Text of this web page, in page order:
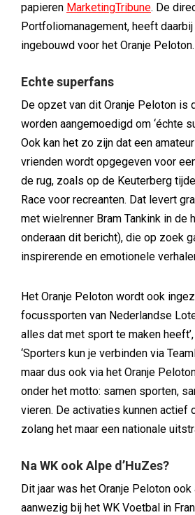
papieren MarketingTribune. De
Portfoliomanagement, heeft
ingebouwd voor het Oranje Peloton.
Echte superfans
De opzet van dit Oranje Peloton is
worden aangemoedigd om ‘échte
Ook kan het zo zijn dat een
vrienden wordt opgegeven voor
de rug, zoals op de Keuterberg
Race voor recreanten. Dat levert
met wielrenner Bram Tankink in de
onderaan dit bericht), die op zoek
inspirerende en emotionele
Het Oranje Peloton wordt ook
focussporten van Nederlandse
alles dat met sport te maken
‘Sporters kun je verbinden via
maar dus ook via het Oranje
onder het motto: samen sporten,
vieren. De activaties kunnen actief
zolang het maar een nationale
Na WK ook Alpe d’HuZes?
Dit jaar was het Oranje Peloton
aanwezig bij het WK Voetbal in